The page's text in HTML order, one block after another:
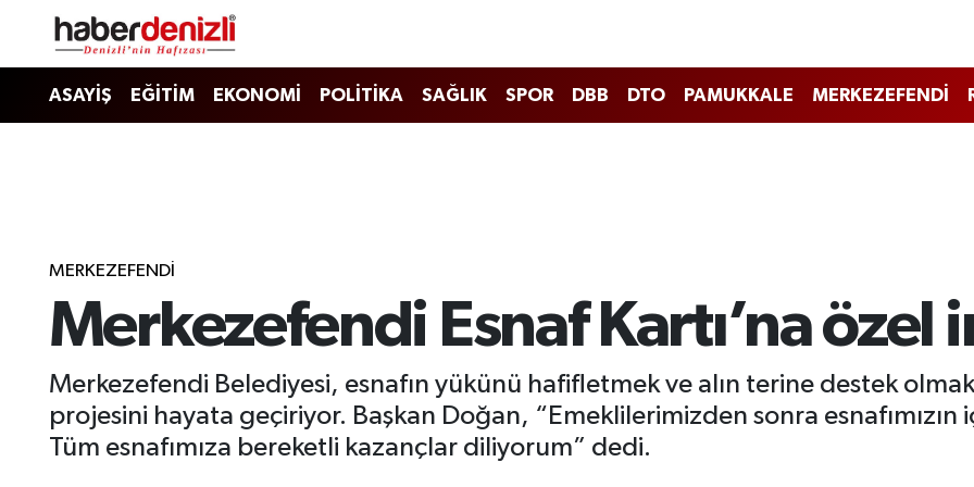
ASAYİŞ EĞİTİM EKONOMİ POLİTİKA SAĞLIK SPOR DBB DTO PAMUKKALE MERKEZEFENDİ
MERKEZEFENDİ
Merkezefendi Esnaf Kartı’na özel
Merkezefendi Belediyesi, esnafın yükünü hafifletmek ve alın terine destek olmak
projesini hayata geçiriyor. Başkan Doğan, “Emeklilerimizden sonra
Tüm esnafımıza bereketli kazançlar diliyorum” dedi.
Denizli Nöbetçi Eczaneler
Tüm Manşetler
Haber Arşivi